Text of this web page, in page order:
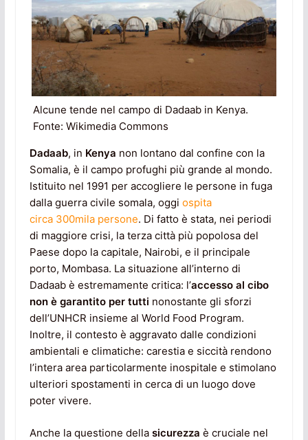
Alcune tende nel campo di Dadaab in Kenya.
Fonte: Wikimedia Commons
Dadaab, in Kenya non lontano dal confine con la
Somalia, è il campo profughi più grande al mondo.
Istituito nel 1991 per accogliere le persone in fuga
dalla guerra civile somala, oggi ospita
circa 300mila persone. Di fatto è stata, nei periodi
di maggiore crisi, la terza città più popolosa del
Paese dopo la capitale, Nairobi, e il principale
porto, Mombasa. La situazione all’interno di
Dadaab è estremamente critica: l’accesso al cibo
non è garantito per tutti nonostante gli sforzi
dell’UNHCR insieme al World Food Program.
Inoltre, il contesto è aggravato dalle condizioni
ambientali e climatiche: carestia e siccità rendono
l’intera area particolarmente inospitale e stimolano
ulteriori spostamenti in cerca di un luogo dove
poter vivere.
Anche la questione della sicurezza è cruciale nel